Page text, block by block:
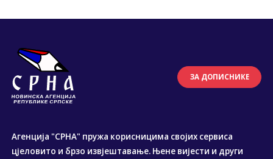
ЗА ДОПИСНИКЕ
Агенција "СРНА" пружа корисницима својих сервиса
цјеловито и брзо извјештавање. Њене вијести и други